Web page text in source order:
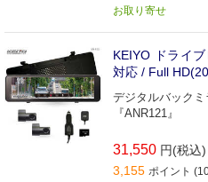
お取り寄せ
KEIYO ドライ
対応 / Full
デジタルバック
『ANR121』
31,550 円(税込)
3,155 ポイント